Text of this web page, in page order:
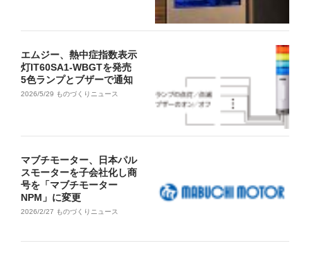
エムジー、熱中症指数表示
灯IT60SA1-WBGTを発売
5色ランプとブザーで通知
2026/5/29 ものづくりニュース
マブチモーター、日本パル
スモーターを子会社化し商
号を「マブチモーター
NPM」に変更
2026/2/27 ものづくりニュース